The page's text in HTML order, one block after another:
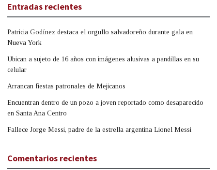
Entradas recientes
Patricia Godínez destaca el orgullo salvadoreño durante gala en
Nueva York
Ubican a sujeto de 16 años con imágenes alusivas a pandillas en su
celular
Arrancan fiestas patronales de Mejicanos
Encuentran dentro de un pozo a joven reportado como desaparecido
en Santa Ana Centro
Fallece Jorge Messi, padre de la estrella argentina Lionel Messi
Comentarios recientes